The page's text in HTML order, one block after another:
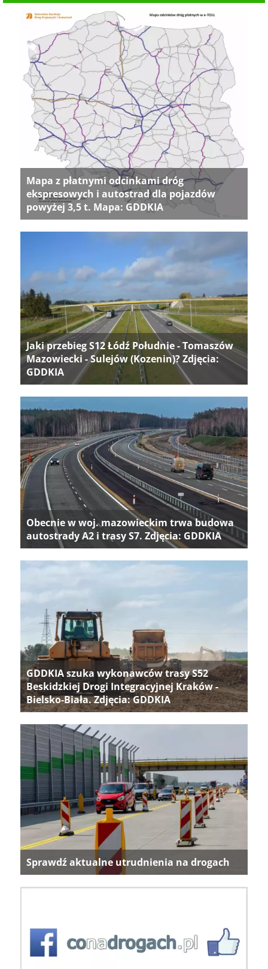
Mapa z płatnymi odcinkami dróg
ekspresowych i autostrad dla pojazdów
powyżej 3,5 t. Mapa: GDDKIA
Jaki przebieg S12 Łódź Południe - Tomaszów
Mazowiecki - Sulejów (Kozenin)? Zdjęcia:
GDDKIA
Obecnie w woj. mazowieckim trwa budowa
autostrady A2 i trasy S7. Zdjęcia: GDDKIA
GDDKIA szuka wykonawców trasy S52
Beskidzkiej Drogi Integracyjnej Kraków -
Bielsko-Biała. Zdjęcia: GDDKIA
Sprawdź aktualne utrudnienia na drogach